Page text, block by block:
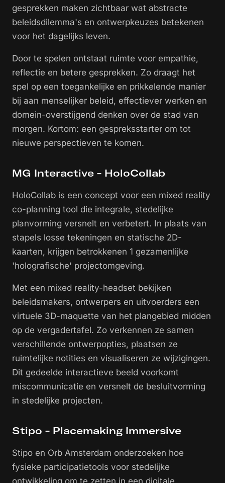
gesprekken maken zichtbaar wat abstracte
beleidsdilemma's en ontwerpkeuzes betekenen
voor het dagelijks leven.
Door te spelen ontstaat ruimte voor empathie,
reflectie en betere gesprekken. Zo draagt het
spel op een toegankelijke en prikkelende manier
bij aan menselijker beleid, effectiever werken en
domein-overstijgend denken over de stad van
morgen. Kortom: een gespreksstarter om tot
nieuwe perspectieven te komen.
MG Interactive - HoloCollab
HoloCollab is een concept voor een mixed reality
co-planning tool die integrale, stedelijke
planvorming versnelt en verbetert. In plaats van
stapels losse tekeningen en statische 2D-
kaarten, krijgen betrokkenen 1 gezamenlijke
'holografische' projectomgeving.
Met een mixed reality-headset bekijken
beleidsmakers, ontwerpers en uitvoerders een
virtuele 3D-maquette van het plangebied midden
op de vergadertafel. Zo verkennen ze samen
verschillende ontwerpopties, plaatsen ze
ruimtelijke notities en visualiseren ze wijzigingen.
Dit gedeelde interactieve beeld voorkomt
miscommunicatie en versnelt de besluitvorming
in stedelijke projecten.
Stipo - Placemaking Immersive
Stipo en Orb Amsterdam onderzoeken hoe
fysieke participatietools voor stedelijke